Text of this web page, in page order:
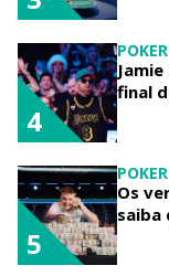
POKER
final
4
POKER
Os
saiba
5